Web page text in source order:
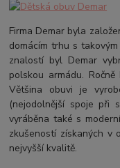
Firma Demar byla
domácím trhu s
znalostí byl Demar
polskou armádu.
Většina obuvi je
(nejodolnější spoje při
vyráběna také s
zkušeností získaných v
nejvyšší kvalitě.